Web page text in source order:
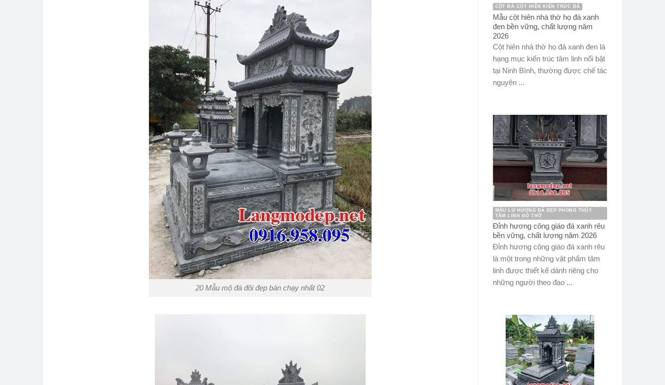
20 Mẫu mộ đá đôi đẹp bán chạy nhất 02
CỘT ĐÁ CỘT HIÊN KIẾN TRÚC ĐÁ
Mẫu cột hiên nhà thờ họ đá xanh
đen bền vững, chất lượng năm
2026
Cột hiên nhà thờ họ đá xanh đen là
hạng mục kiến trúc tâm linh nổi bật
tại Ninh Bình, thường được chế tác
nguyên ...
MẪU LƯ HƯƠNG ĐÁ ĐẸP PHONG THỦY
TÂM LINH ĐỒ THỜ
Đỉnh hương công giáo đá xanh rêu
bền vững, chất lượng năm 2026
Đỉnh hương công giáo đá xanh rêu
là một trong những vật phẩm tâm
linh được thiết kế dành riêng cho
những người theo đạo ...